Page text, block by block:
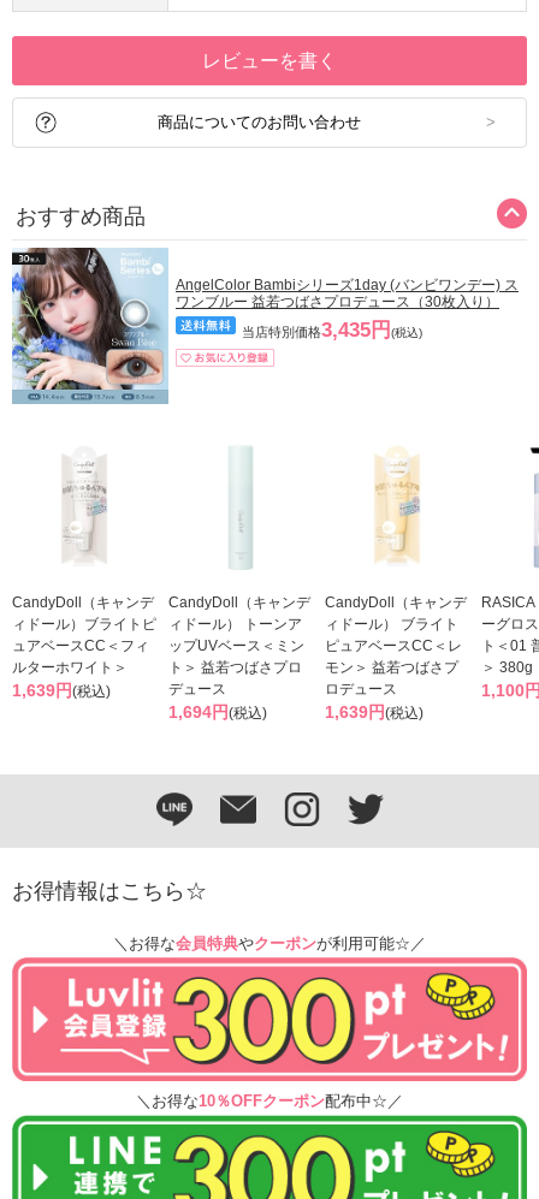
レビューを書く
商品についてのお問い合わせ
おすすめ商品
AngelColor Bambiシリーズ1day (バンビワンデー) ス
ワンブルー 益若つばさプロデュース（30枚入り）
当店特別価格3,435円 (税込)
CandyDoll（キャンデ
ィドール）ブライトピ
ュアベースCC＜フィ
ルターホワイト＞
1,639円(税込)
CandyDoll（キャンデ
ィドール） トーンア
ップUVベース＜ミン
ト＞ 益若つばさプロ
デュース
1,694円(税込)
CandyDoll（キャンデ
ィドール） ブライト
ピュアベースCC＜レ
モン＞ 益若つばさプ
ロデュース
1,639円(税込)
ーグロ
ト＜01
＞ 380g
1,100
お得情報はこちら☆
＼お得な会員特典やクーポンが利用可能☆／
＼お得な10％OFFクーポン配布中☆／